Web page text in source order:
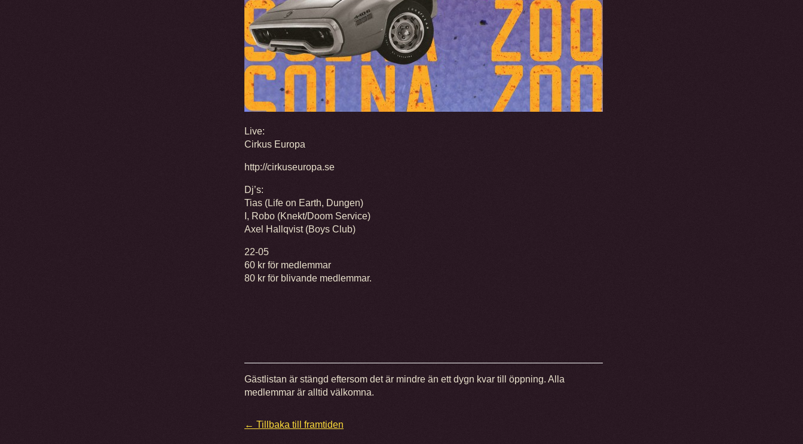
Live:
Cirkus Europa
http://cirkuseuropa.se
Dj’s:
Tias (Life on Earth, Dungen)
I, Robo (Knekt/Doom Service)
Axel Hallqvist (Boys Club)
22-05
60 kr för medlemmar
80 kr för blivande medlemmar.
Gästlistan är stängd eftersom det är mindre än ett dygn kvar till öppning. Alla
medlemmar är alltid välkomna.
← Tillbaka till framtiden